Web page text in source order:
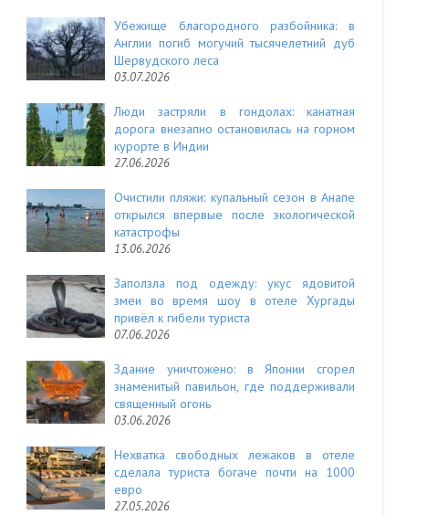
Убежище благородного разбойника: в
Англии погиб могучий тысячелетний дуб
Шервудского леса
03.07.2026
Люди застряли в гондолах: канатная
дорога внезапно остановилась на горном
курорте в Индии
27.06.2026
Очистили пляжи: купальный сезон в Анапе
открылся впервые после экологической
катастрофы
13.06.2026
Заползла под одежду: укус ядовитой
змеи во время шоу в отеле Хургады
привёл к гибели туриста
07.06.2026
Здание уничтожено: в Японии сгорел
знаменитый павильон, где поддерживали
священный огонь
03.06.2026
Нехватка свободных лежаков в отеле
сделала туриста богаче почти на 1000
евро
27.05.2026